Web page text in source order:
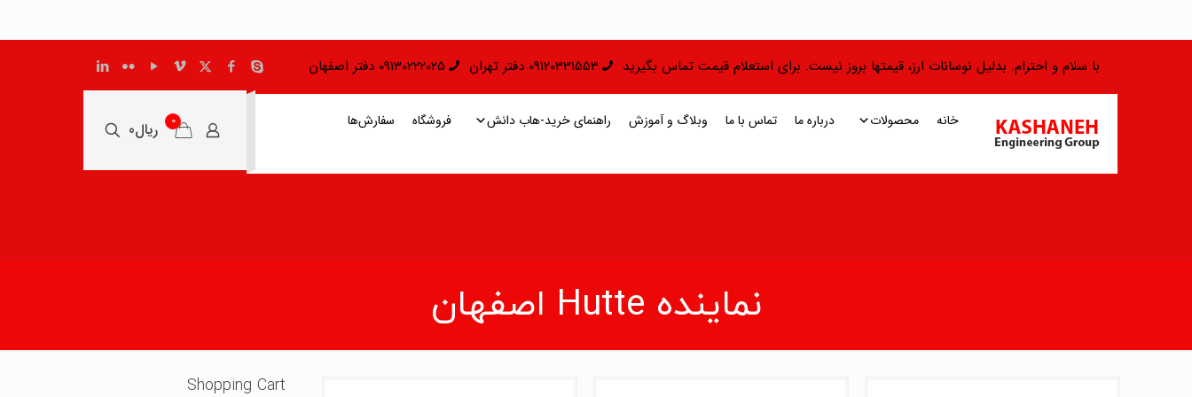
با سلام و احترام. بدلیل نوسانات ارز، قیمتها بروز نیست. برای استعلام قیمت تماس بگیرید 09120331553 دفتر تهران 09130222025 دفتر اصفهان
خانه محصولات درباره ما تماس با ما وبلاگ و آموزش راهنمای خرید-هاب دانش فروشگاه سفارش‌ها 0 ریال0
نماینده Hutte اصفهان
Shopping Cart